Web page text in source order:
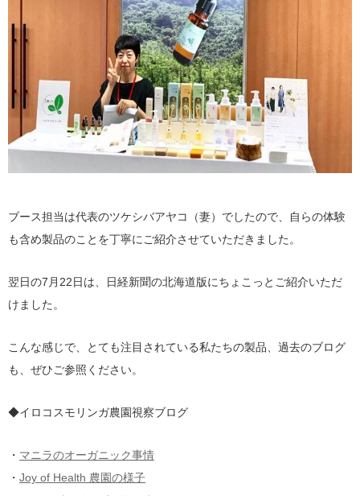
ブース担当は代表のツケシバアヤコ（妻）でしたので、自らの体験
も含め製品のことを丁寧にご紹介させていただきました。
翌日の7月22日は、日経新聞の北海道版にちょこっとご紹介いただ
けました。
こんな感じで、とても注目されている私たちの製品、過去のブログ
も、ぜひご参照ください。
◆イロコスモリンガ農園視察ブログ
・ マニラのオーガニック事情
・ Joy of Health 農園の様子